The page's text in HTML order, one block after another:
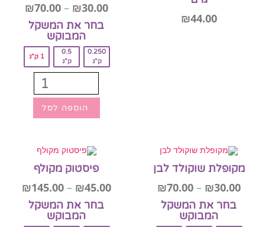
₪44.00
₪30.00
–
₪70.00
בחר את המשקל
המבוקש‎
0.250
ק"ג
0.5
ק"ג
1 ק"ג
הוספה לסל
מקופלת שוקולד לבן
₪30.00
–
₪70.00
בחר את המשקל
המבוקש‎
פיסטוק מקולף
₪45.00
–
₪145.00
בחר את המשקל
המבוקש‎